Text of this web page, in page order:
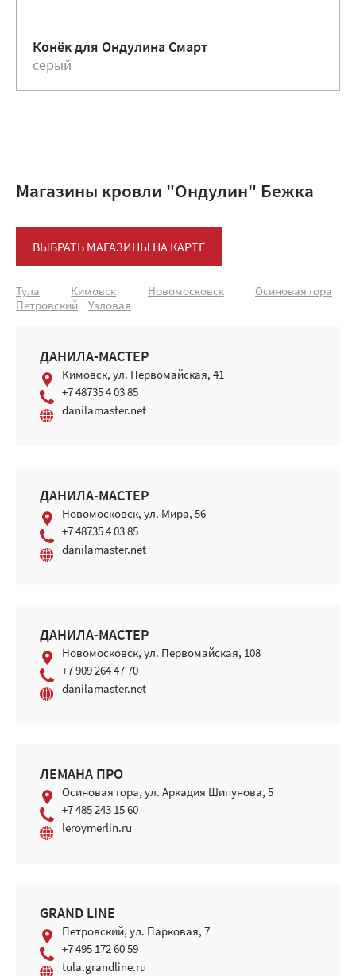
Конёк для Ондулина Смарт
серый
Магазины кровли "Ондулин" Бежка
ВЫБРАТЬ МАГАЗИНЫ НА КАРТЕ
Тула Кимовск Новомосковск
Осиновая гора
Петровский
Узловая
ДАНИЛА-МАСТЕР
Кимовск, ул. Первомайская, 41
+7 48735 4 03 85
danilamaster.net
ДАНИЛА-МАСТЕР
Новомосковск, ул. Мира, 56
+7 48735 4 03 85
danilamaster.net
ДАНИЛА-МАСТЕР
Новомосковск, ул. Первомайская, 108
+7 909 264 47 70
danilamaster.net
ЛЕМАНА ПРО
Осиновая гора, ул. Аркадия Шипунова, 5
+7 485 243 15 60
leroymerlin.ru
GRAND LINE
Петровский, ул. Парковая, 7
+7 495 172 60 59
tula.grandline.ru